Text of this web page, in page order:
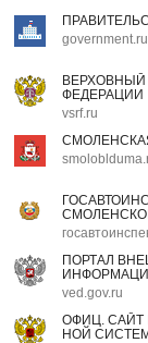
government.ru
ФЕДЕРАЦИИ
vsrf.ru
ПОРТАЛ
ved.gov.ru
ОФИЦ.
НОЙ